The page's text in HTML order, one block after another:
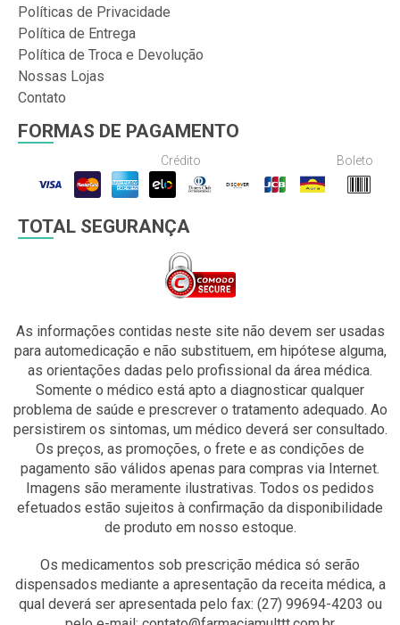
Políticas de Privacidade
Política de Entrega
Política de Troca e Devolução
Nossas Lojas
Contato
FORMAS DE PAGAMENTO
Crédito Boleto
TOTAL SEGURANÇA
As informações contidas neste site não devem ser usadas
para automedicação e não substituem, em hipótese alguma,
as orientações dadas pelo profissional da área médica.
Somente o médico está apto a diagnosticar qualquer
problema de saúde e prescrever o tratamento adequado. Ao
persistirem os sintomas, um médico deverá ser consultado.
Os preços, as promoções, o frete e as condições de
pagamento são válidos apenas para compras via Internet.
Imagens são meramente ilustrativas. Todos os pedidos
efetuados estão sujeitos à confirmação da disponibilidade
de produto em nosso estoque.
Os medicamentos sob prescrição médica só serão
dispensados mediante a apresentação da receita médica, a
qual deverá ser apresentada pelo fax: (27) 99694-4203 ou